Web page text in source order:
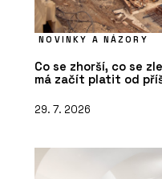
NOVINKY A NÁZORY
Co se zhorší, co se
má začít platit od
29. 7. 2026